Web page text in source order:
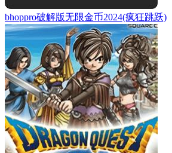
bhoppro破解版无限金币2024(疯狂跳跃)